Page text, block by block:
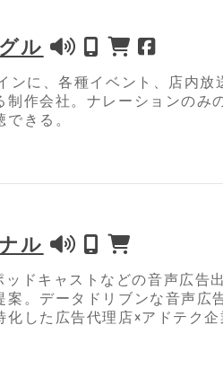
ル
ンに、各種イベント、店内
制作会社。ナレーションの
きる。
ル
ドキャストなどの音声広告
案。データドリブンな音声広
した広告代理店×アドテク企